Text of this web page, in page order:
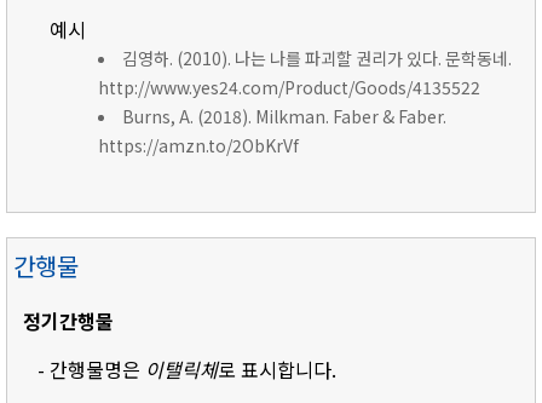
예시
김영하. (2010). 나는 나를 파괴할 권리가 있다. 문학동네.
http://www.yes24.com/Product/Goods/4135522
Burns, A. (2018). Milkman. Faber & Faber.
https://amzn.to/2ObKrVf
간행물
정기간행물
- 간행물명은 이탤릭체로 표시합니다.